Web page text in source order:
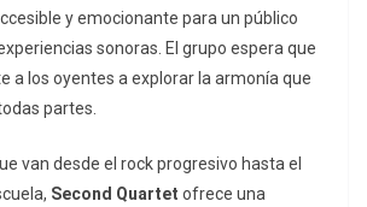
y emocionante para un público
sonoras. El grupo espera que
a los oyentes a explorar la armonía que
partes.
van desde el rock progresivo hasta el
Second Quartet ofrece una